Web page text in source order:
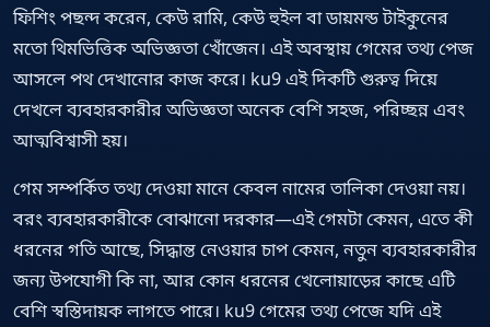
ফিশিং পছন্দ করেন, কেউ রামি, কেউ হুইল বা ডায়মন্ড টাইকুনের
মতো থিমভিত্তিক অভিজ্ঞতা খোঁজেন। এই অবস্থায় গেমের তথ্য পেজ
আসলে পথ দেখানোর কাজ করে। ku9 এই দিকটি গুরুত্ব দিয়ে
দেখলে ব্যবহারকারীর অভিজ্ঞতা অনেক বেশি সহজ, পরিচ্ছন্ন এবং
আত্মবিশ্বাসী হয়।
গেম সম্পর্কিত তথ্য দেওয়া মানে কেবল নামের তালিকা দেওয়া নয়।
বরং ব্যবহারকারীকে বোঝানো দরকার—এই গেমটা কেমন, এতে কী
ধরনের গতি আছে, সিদ্ধান্ত নেওয়ার চাপ কেমন, নতুন ব্যবহারকারীর
জন্য উপযোগী কি না, আর কোন ধরনের খেলোয়াড়ের কাছে এটি
বেশি স্বস্তিদায়ক লাগতে পারে। ku9 গেমের তথ্য পেজে যদি এই